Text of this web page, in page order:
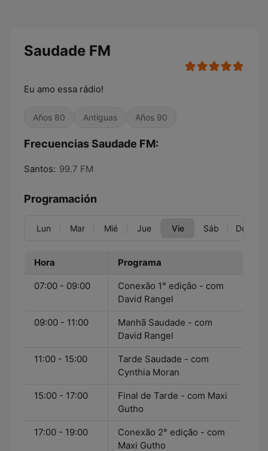
Saudade FM
Eu amo essa rádio!
Años 80 Antiguas Años 90
Frecuencias Saudade FM:
Santos: 99.7 FM
Programación
Lun Mar Mié Jue Vie Sáb Dom
Hora Programa
07:00 - 09:00
Conexão 1° edição - com
David Rangel
09:00 - 11:00
Manhã Saudade - com
David Rangel
11:00 - 15:00
Tarde Saudade - com
Cynthia Moran
15:00 - 17:00
Final de Tarde - com Maxi
Gutho
17:00 - 19:00
Conexão 2° edição - com
Maxi Gutho